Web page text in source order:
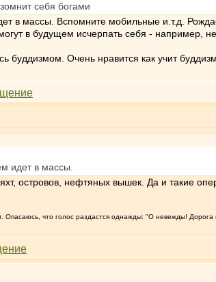
себя богами
в массы. Вспомните мобильные и.т.д.
в будущем исчерпать себя - например,
буддизмом. Очень нравится как учит
идет в массы.
островов, нефтяных вышек. Да и такие
Опасаюсь, что голос раздастся однажды: "О невежды!